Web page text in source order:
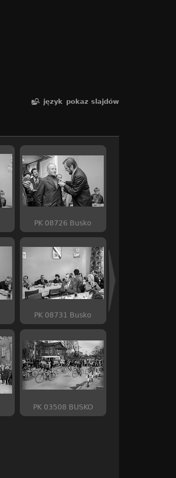
język pokaz slajdów
PK 08726 Busko
PK 08731 Busko
PK 03508 BUSKO